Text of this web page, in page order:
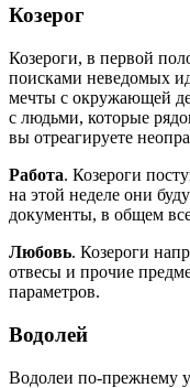
Козерог
Козероги, в первой
поисками неведомых
мечты с окружающей
с людьми, которые
вы отреагируете
Работа. Козероги
на этой неделе они
документы, в общем
Любовь. Козероги
отвесы и прочие
параметров.
Водолей
Водолеи по-прежнему